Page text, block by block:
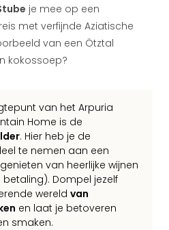
je mee op een
met verfijnde Aziatische
van een Ötztal
kokossoep?
van het Arpuria
Home is de
. Hier heb je de
te nemen aan een
van heerlijke wijnen
Dompel jezelf
wereld van
en laat je betoveren
smaken.